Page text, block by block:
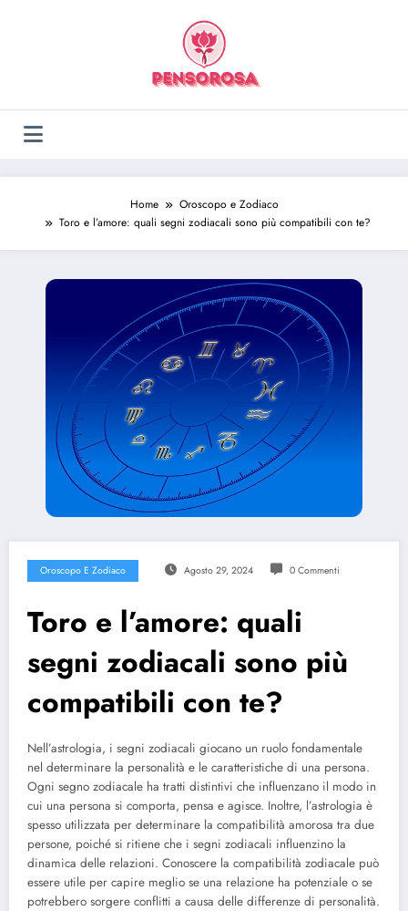
Home
Oroscopo e Zodiaco
Toro e l’amore: quali segni zodiacali sono più compatibili con te?
Oroscopo E Zodiaco Agosto 29, 2024 0 Commenti
Toro e l’amore: quali
segni zodiacali sono più
compatibili con te?
Nell’astrologia, i segni zodiacali giocano un ruolo fondamentale
nel determinare la personalità e le caratteristiche di una persona.
Ogni segno zodiacale ha tratti distintivi che influenzano il modo in
cui una persona si comporta, pensa e agisce. Inoltre, l’astrologia è
spesso utilizzata per determinare la compatibilità amorosa tra due
persone, poiché si ritiene che i segni zodiacali influenzino la
dinamica delle relazioni. Conoscere la compatibilità zodiacale può
essere utile per capire meglio se una relazione ha potenziale o se
potrebbero sorgere conflitti a causa delle differenze di personalità.